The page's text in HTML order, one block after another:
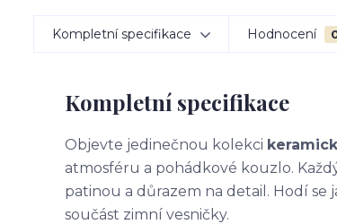
Kompletní specifikace Hodnocení
Kompletní specifikace
Objevte jedinečnou kolekci
atmosféru a pohádkové kouzlo.
patinou a důrazem na detail. Hodí se
součást zimní vesničky.